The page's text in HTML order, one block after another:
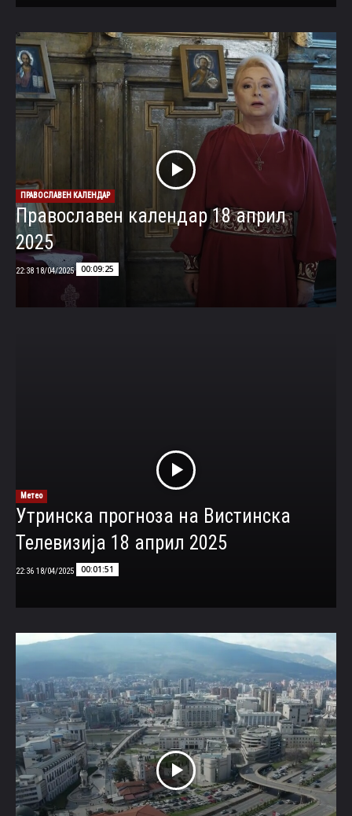
ПРАВОСЛАВЕН КАЛЕНДАР
Православен календар 18 април
2025
00:09:25
18/04/2025 22:38
Метео
Утринска прогноза на Вистинска
Телевизија 18 април 2025
00:01:51
18/04/2025 22:36